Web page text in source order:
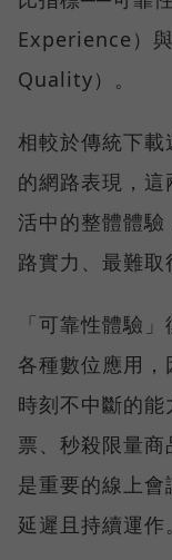
Experience）
Quality）。
相較於傳統下
的網路表現，
活中的整體體
路實力、最難取
「可靠性體驗
各種數位應用
時刻不中斷的
票、秒殺限量
是重要的線上
延遲且持續運作。